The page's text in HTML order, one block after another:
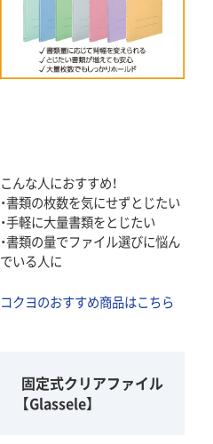
こんな人におすすめ！
・書類の枚数を気にせずとじたい
・手軽に大量書類をとじたい
・書類の量でファイル選びに悩ん
でいる人に
コクヨのおすすめ商品はこちら
固定式クリアファイル
【Glassele】